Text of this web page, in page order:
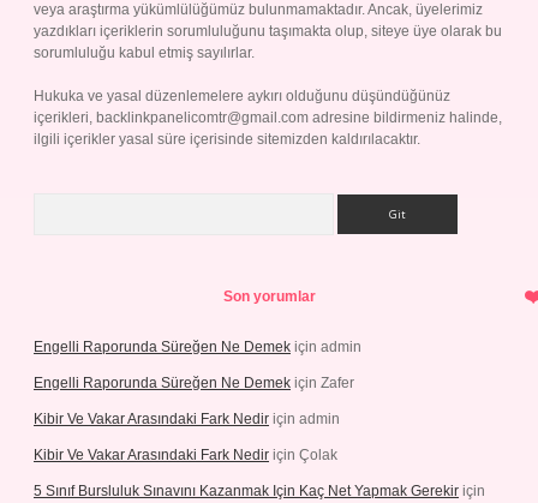
veya araştırma yükümlülüğümüz bulunmamaktadır. Ancak, üyelerimiz
yazdıkları içeriklerin sorumluluğunu taşımakta olup, siteye üye olarak bu
sorumluluğu kabul etmiş sayılırlar.
Hukuka ve yasal düzenlemelere aykırı olduğunu düşündüğünüz
içerikleri, backlinkpanelicomtr@gmail.com adresine bildirmeniz halinde,
ilgili içerikler yasal süre içerisinde sitemizden kaldırılacaktır.
Son yorumlar
Engelli Raporunda Süreğen Ne Demek için admin
Engelli Raporunda Süreğen Ne Demek için Zafer
Kibir Ve Vakar Arasındaki Fark Nedir için admin
Kibir Ve Vakar Arasındaki Fark Nedir için Çolak
5 Sınıf Bursluluk Sınavını Kazanmak Için Kaç Net Yapmak Gerekir için